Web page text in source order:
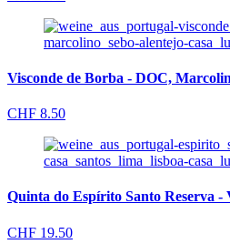
Visconde de Borba - DOC,
CHF 8.50
Quinta do Espírito Santo Reserva -
CHF 19.50